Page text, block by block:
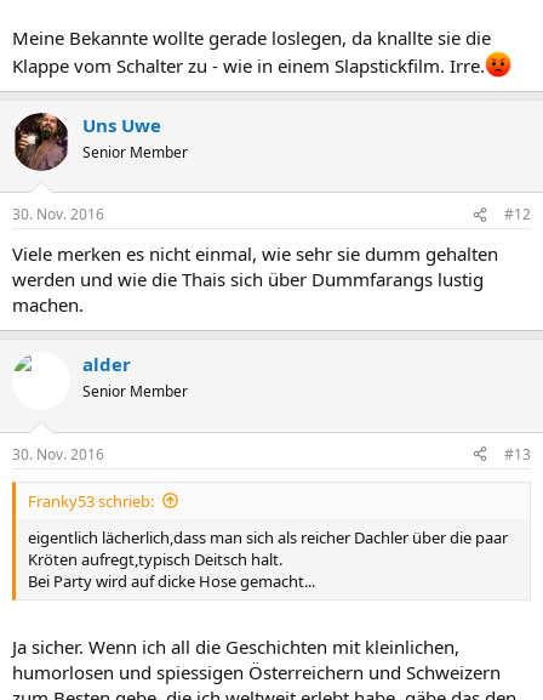
Meine Bekannte wollte gerade loslegen, da knallte sie die
Klappe vom Schalter zu - wie in einem Slapstickfilm. Irre.
Uns Uwe
Senior Member
30. Nov. 2016 #12
Viele merken es nicht einmal, wie sehr sie dumm gehalten
werden und wie die Thais sich über Dummfarangs lustig
machen.
alder
Senior Member
30. Nov. 2016 #13
Franky53 schrieb:
eigentlich lächerlich,dass man sich als reicher Dachler über die paar
Kröten aufregt,typisch Deitsch halt.
Bei Party wird auf dicke Hose gemacht...
Ja sicher. Wenn ich all die Geschichten mit kleinlichen,
humorlosen und spiessigen Österreichern und Schweizern